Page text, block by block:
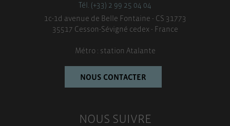
Tél. (+33) 2 99 25 04 04
1c-1d avenue de Belle Fontaine - CS 31773
35517 Cesson-Sévigné cedex - France
Métro : station Atalante
NOUS CONTACTER
NOUS SUIVRE